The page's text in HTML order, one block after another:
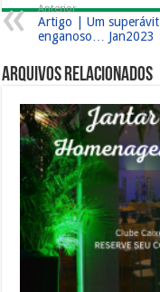
Anterior
Artigo | Um superávit
enganoso… Jan2023
Arquivos Relacionados